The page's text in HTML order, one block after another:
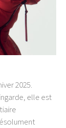
2025.
elle est